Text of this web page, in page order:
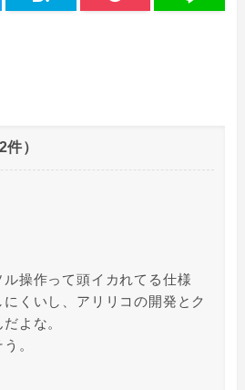
件）
操作って頭イカれてる仕様
にくいし、アリリコの開発とク
よな。
。